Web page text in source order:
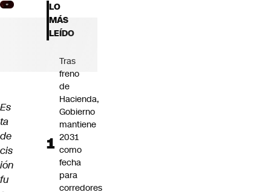
Es
ta
de
cis
ión
fu
LO
MÁS
LEÍDO
Tras
freno
de
Hacienda,
Gobierno
mantiene
2031
como
fecha
para
corredores